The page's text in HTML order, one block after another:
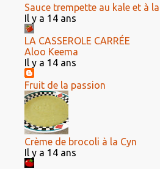
Sauce trempette au kale et à
Il y a 14 ans
LA CASSEROLE CARRÉE
Aloo Keema
Il y a 14 ans
Fruit de la passion
Crème de brocoli à la Cyn
Il y a 14 ans